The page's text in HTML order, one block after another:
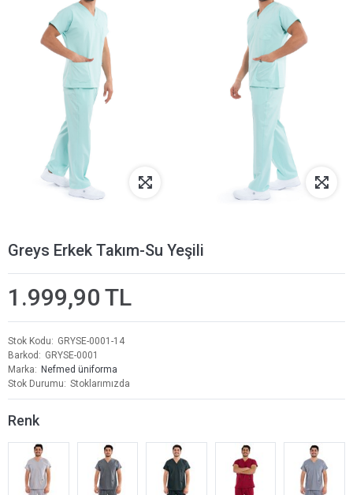
Greys Erkek Takım-Su Yeşili
1.999,90 TL
Stok Kodu
GRYSE-0001-14
Barkod
GRYSE-0001
Marka
Nefmed üniforma
Stok Durumu
Stoklarımızda
Renk